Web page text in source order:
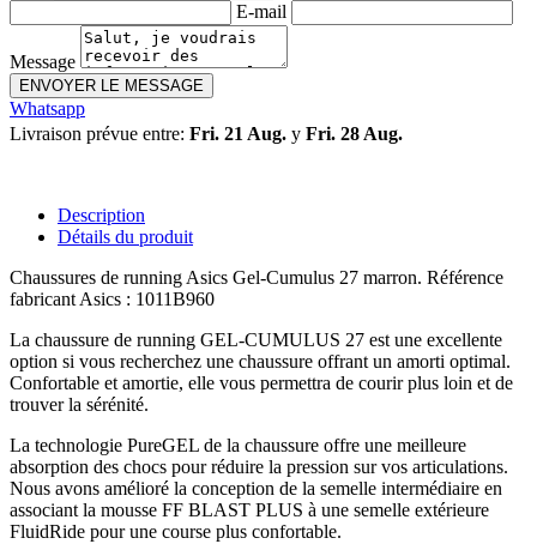
E-mail
Message
ENVOYER LE MESSAGE
Whatsapp
Livraison prévue entre: Fri. 21 Aug. y Fri. 28 Aug.
Description
Détails du produit
Chaussures de running Asics Gel-Cumulus 27 marron. Référence
fabricant Asics : 1011B960
La chaussure de running GEL-CUMULUS 27 est une excellente
option si vous recherchez une chaussure offrant un amorti optimal.
Confortable et amortie, elle vous permettra de courir plus loin et de
trouver la sérénité.
La technologie PureGEL de la chaussure offre une meilleure
absorption des chocs pour réduire la pression sur vos articulations.
Nous avons amélioré la conception de la semelle intermédiaire en
associant la mousse FF BLAST PLUS à une semelle extérieure
FluidRide pour une course plus confortable.